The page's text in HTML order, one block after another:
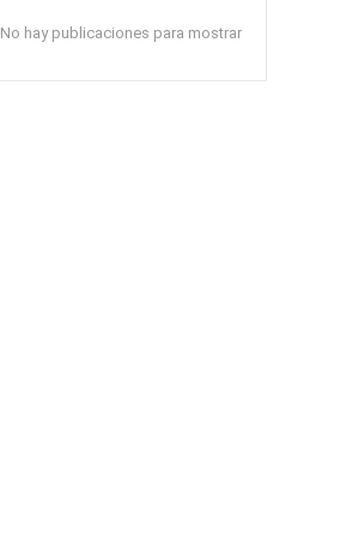
No hay publicaciones para mostrar